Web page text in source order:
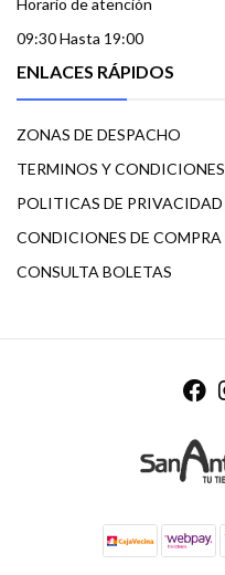
Horario de atención
09:30 Hasta 19:00
ENLACES RÁPIDOS
ZONAS DE DESPACHO
TERMINOS Y CONDICIONES
POLITICAS DE PRIVACIDAD
CONDICIONES DE COMPRA
CONSULTA BOLETAS